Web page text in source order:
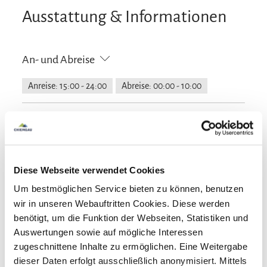
Diese Webseite verwendet Cookies
Um bestmöglichen Service bieten zu können, benutzen
wir in unseren Webauftritten Cookies. Diese werden
benötigt, um die Funktion der Webseiten, Statistiken und
Auswertungen sowie auf mögliche Interessen
zugeschnittene Inhalte zu ermöglichen. Eine Weitergabe
dieser Daten erfolgt ausschließlich anonymisiert. Mittels
Ausstattung & Informationen
An- und Abreise
Anreise: 15:00 - 24:00 Abreise: 00:00 - 10:00
Services
Nahverkehr in der Nähe
kostenloser Parkplatz
Garage
Parkplatz am Haus Aufzug
Ausschließlich Barzahlung
Aktivitäten
Fahrradtouren Langlaufen
Radfahren
Skifahren
Touren zu Fuß Wandern
Ausstattung
kostenloses W-LAN (in der gesamten Unterkunft) Lift